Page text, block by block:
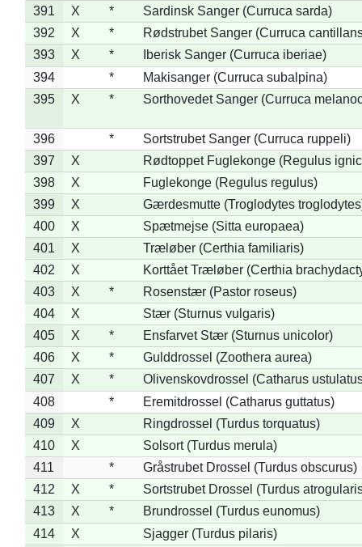
391
X *
Sardinsk Sanger (Curruca sarda)
392
X *
Rødstrubet Sanger (Curruca
393
X *
Iberisk Sanger (Curruca iberiae)
394
*
Makisanger (Curruca subalpina)
395
X * Sorthovedet Sanger (Curruca
396 *
Sortstrubet Sanger (Curruca ruppeli)
397
X
Rødtoppet Fuglekonge (Regulus
398
X
Fuglekonge (Regulus regulus)
399
X
Gærdesmutte (Troglodytes
400
X
Spætmejse (Sitta europaea)
401
X
Træløber (Certhia familiaris)
402
X
Korttået Træløber (Certhia
403
X *
Rosenstær (Pastor roseus)
404
X
Stær (Sturnus vulgaris)
405
X *
Ensfarvet Stær (Sturnus unicolor)
406
X *
Gulddrossel (Zoothera aurea)
407
X *
Olivenskovdrossel (Catharus
408
*
Eremitdrossel (Catharus guttatus)
409
X
Ringdrossel (Turdus torquatus)
410
X
Solsort (Turdus merula)
411
*
Gråstrubet Drossel (Turdus obscurus)
412
X *
Sortstrubet Drossel (Turdus
413
X *
Brundrossel (Turdus eunomus)
414
X
Sjagger (Turdus pilaris)